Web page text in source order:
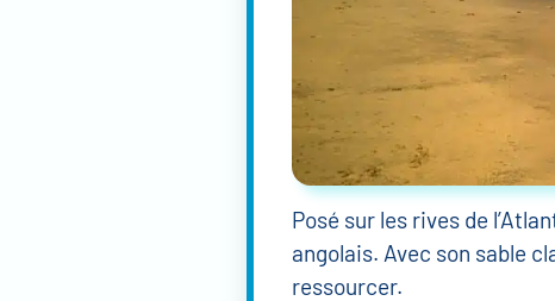
Posé sur les rives de
angolais. Avec son sable
ressourcer.